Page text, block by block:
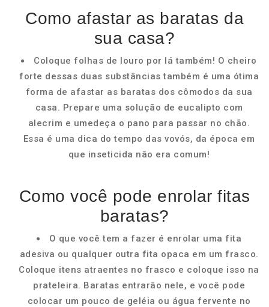
Como afastar as baratas da
sua casa?
Coloque folhas de louro por lá também! O cheiro
forte dessas duas substâncias também é uma ótima
forma de afastar as baratas dos cômodos da sua
casa. Prepare uma solução de eucalipto com
alecrim e umedeça o pano para passar no chão.
Essa é uma dica do tempo das vovós, da época em
que inseticida não era comum!
Como você pode enrolar fitas
baratas?
O que você tem a fazer é enrolar uma fita
adesiva ou qualquer outra fita opaca em um frasco.
Coloque itens atraentes no frasco e coloque isso na
prateleira. Baratas entrarão nele, e você pode
colocar um pouco de geléia ou água fervente no